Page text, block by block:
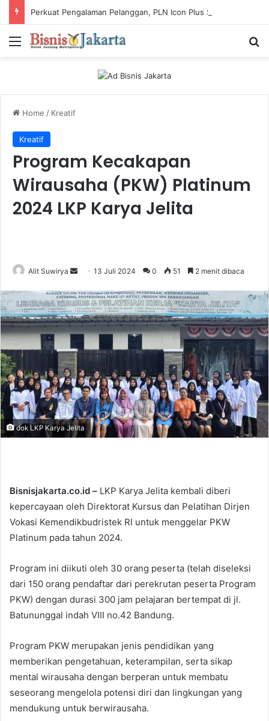
Menu
Home / Kreatif
Kreatif
Program Kecakapan
Wirausaha (PKW) Platinum
2024 LKP Karya Jelita
Alit Suwirya
n
d
m
a
i
l
13 Juli 2024 0 51 2 menit dibaca
dok LKP Karya Jelita
Bisnisjakarta.co.id – LKP Karya Jelita kembali diberi
kepercayaan oleh Direktorat Kursus dan Pelatihan Dirjen
Vokasi Kemendikbudristek RI untuk menggelar PKW
Platinum pada tahun 2024.
Program ini diikuti oleh 30 orang peserta (telah diseleksi
dari 150 orang pendaftar dari perekrutan peserta Program
PKW) dengan durasi 300 jam pelajaran bertempat di jl.
Batununggal indah VIII no.42 Bandung.
Program PKW merupakan jenis pendidikan yang
memberikan pengetahuan, keterampilan, serta sikap
mental wirausaha dengan berperan untuk membatu
seseorang mengelola potensi diri dan lingkungan yang
mendukung untuk berwirausaha.